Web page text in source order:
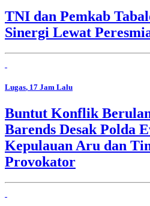
TNI dan Pemkab
Sinergi Lewat
Lugas, 17 Jam Lalu
Buntut Konflik
Barends Desak Polda
Kepulauan Aru dan
Provokator